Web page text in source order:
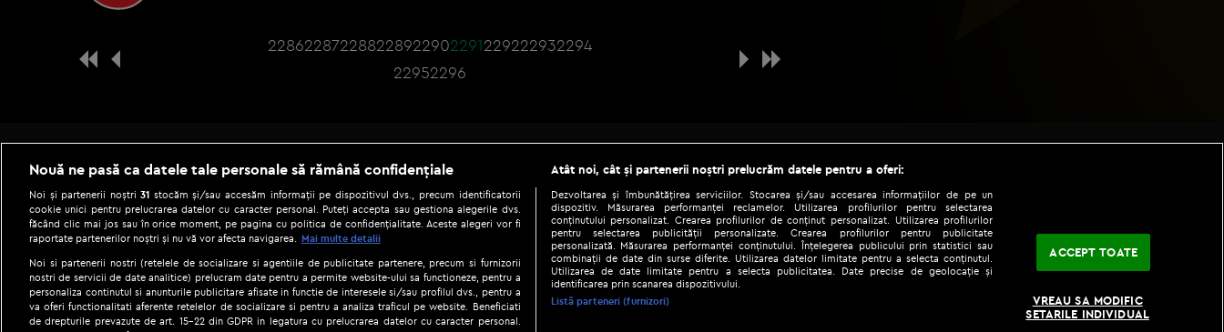
228622872288228922902291229222932294
22952296
Be social
Copyright © 2026 / DIGI ROMANIA S.A.
Gestionați preferințele|Termeni și condiții|Politica de confidențialitate|
Nouă ne pasă ca datele tale personale să rămână confidențiale
Noi și partenerii noștri31 stocăm și/sau accesăm informații pe dispozitivul dvs., precum identificatorii
cookie unici pentru prelucrarea datelor cu caracter personal. Puteți accepta sau gestiona alegerile dvs.
făcând clic mai jos sau în orice moment, pe pagina cu politica de confidențialitate. Aceste alegeri vor fi
raportate partenerilor noștri și nu vă vor afecta navigarea.
Mai multe detalii
Noi si partenerii nostri (retelele de socializare si agentiile de publicitate partenere, precum si furnizorii
nostri de servicii de date analitice) prelucram date pentru a permite website-ului sa functioneze, pentru a
personaliza continutul si anunturile publicitare afisate in functie de interesele si/sau profilul dvs., pentru a
va oferi functionalitati aferente retelelor de socializare si pentru a analiza traficul pe website. Beneficiati
de drepturile prevazute de art. 15-22 din GDPR in legatura cu prelucrarea datelor cu caracter personal.
Atât noi, cât și partenerii noștri prelucrăm datele pentru a oferi:
Dezvoltarea și îmbunătățirea serviciilor. Stocarea și/sau accesarea informațiilor de pe un
dispozitiv. Măsurarea performanței reclamelor. Utilizarea profilurilor pentru selectarea
conținutului personalizat. Crearea profilurilor de conținut personalizat. Utilizarea profilurilor
pentru selectarea publicității personalizate. Crearea profilurilor pentru publicitate
personalizată. Măsurarea performanței conținutului. Înțelegerea publicului prin statistici sau
combinații de date din surse diferite. Utilizarea datelor limitate pentru a selecta conținutul.
Utilizarea de date limitate pentru a selecta publicitatea. Date precise de geolocație și
identificarea prin scanarea dispozitivului.
Listă parteneri (furnizori)
ACCEPT TOATE
VREAU SA MODIFIC
SETARILE INDIVIDUAL